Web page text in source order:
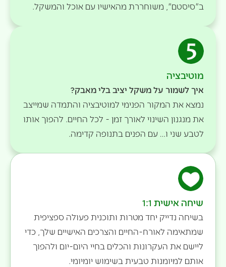
ב"סיסטם", משוחררת מהאישיו עם אוכל והמשקל.
מוטיבציה
איך לשמור על משקל יציב בלי מאבק?
נמצא את המקור הפנימי למוטיבציה והתמדה שמייצב
את מנגנון השינוי לאורך זמן - לכל החיים. להפוך אותו
לטבע שני ו… עם הפנים בתנופה קדימה.
שיחה אישית 1:1
בשיחה נדייק יחד מטרות ותוכנית פעולה ספציפית
שמתאימה לאורח-החיים והצרכים האישיים שלך, כדי
ליישם את העקרונות והכלים בחיי היום-יום ולהפוך
אותם למיומנות טבעית בשימוש יומיומי.